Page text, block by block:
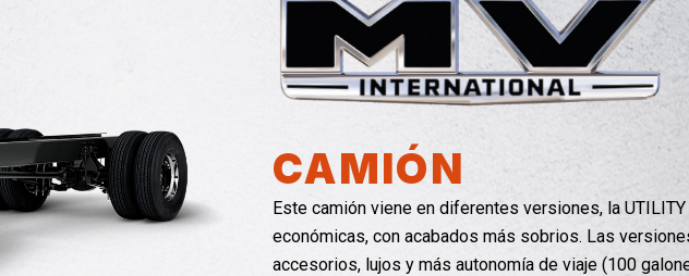
CAMIÓN
Este camión viene en diferentes versiones, la
económicas, con acabados más sobrios. Las
accesorios, lujos y más autonomía de viaje (100